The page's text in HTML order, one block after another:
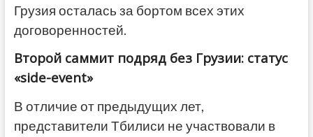
Грузия осталась за бортом всех этих
договоренностей.
Второй саммит подряд без Грузии: статус
«side-event»
В отличие от предыдущих лет,
представители Тбилиси не участвовали в